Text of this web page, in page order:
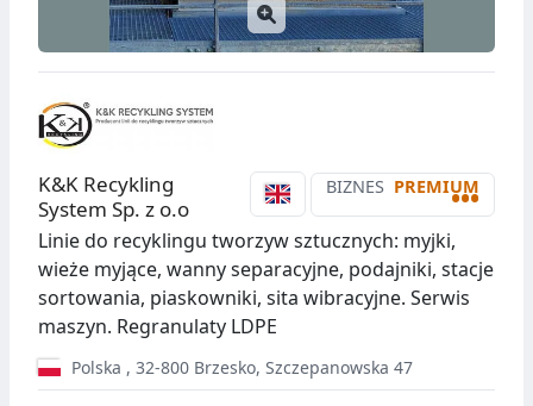
BIZNES PREMIUM
•••
K&K Recykling
System Sp. z o.o
Linie do recyklingu tworzyw sztucznych: myjki,
wieże myjące, wanny separacyjne, podajniki, stacje
sortowania, piaskowniki, sita wibracyjne. Serwis
maszyn. Regranulaty LDPE
Polska , 32-800 Brzesko, Szczepanowska 47